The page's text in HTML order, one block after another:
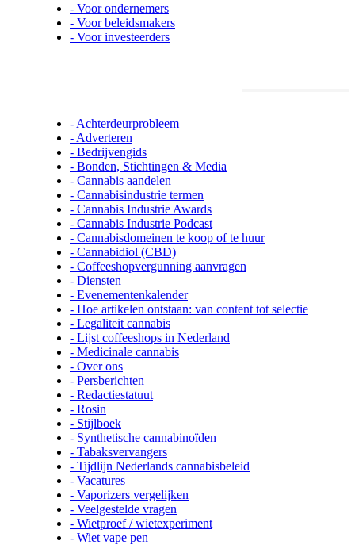
- Voor ondernemers
- Voor beleidsmakers
- Voor investeerders
- Achterdeurprobleem
- Adverteren
- Bedrijvengids
- Bonden, Stichtingen & Media
- Cannabis aandelen
- Cannabisindustrie termen
- Cannabis Industrie Awards
- Cannabis Industrie Podcast
- Cannabisdomeinen te koop of te huur
- Cannabidiol (CBD)
- Coffeeshopvergunning aanvragen
- Diensten
- Evenementenkalender
- Hoe artikelen ontstaan: van content tot selectie
- Legaliteit cannabis
- Lijst coffeeshops in Nederland
- Medicinale cannabis
- Over ons
- Persberichten
- Redactiestatuut
- Rosin
- Stijlboek
- Synthetische cannabinoïden
- Tabaksvervangers
- Tijdlijn Nederlands cannabisbeleid
- Vacatures
- Vaporizers vergelijken
- Veelgestelde vragen
- Wietproef / wietexperiment
- Wiet vape pen